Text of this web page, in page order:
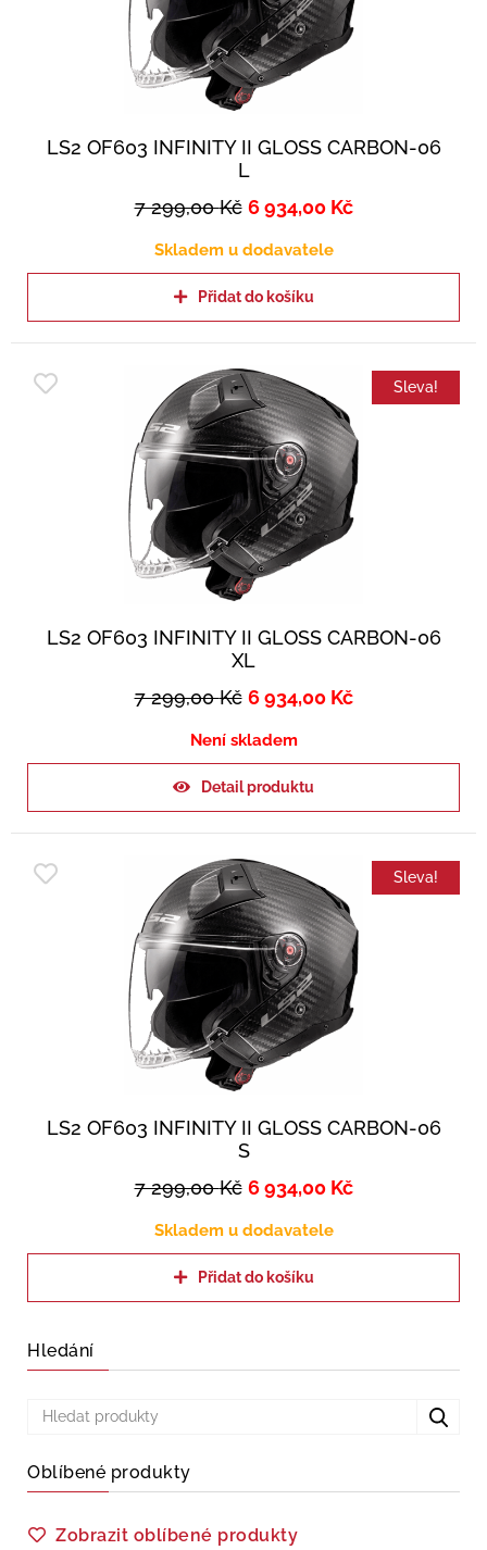
LS2 OF603 INFINITY II GLOSS CARBON-06
L
7 299,00Kč 6 934,00 Kč
Skladem u dodavatele
Přidat do košíku
Sleva!
LS2 OF603 INFINITY II GLOSS CARBON-06
XL
7 299,00Kč 6 934,00 Kč
Není skladem
Detail produktu
Sleva!
LS2 OF603 INFINITY II GLOSS CARBON-06
S
7 299,00Kč 6 934,00 Kč
Skladem u dodavatele
Přidat do košíku
Hledání
Oblíbené produkty
Zobrazit oblíbené produkty